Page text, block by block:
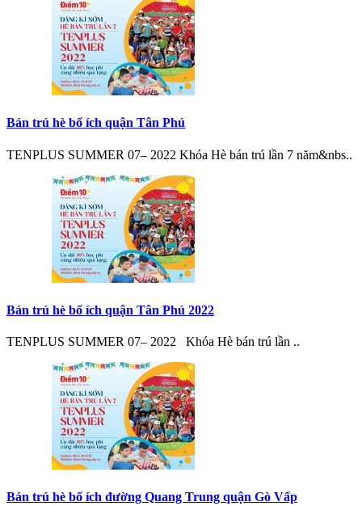
Bán trú hè bổ ích quận Tân Phú
TENPLUS SUMMER 07– 2022 Khóa Hè bán trú lần 7 năm&nbs..
Bán trú hè bổ ích quận Tân Phú 2022
TENPLUS SUMMER 07– 2022 Khóa Hè bán trú lần ..
Bán trú hè bổ ích đường Quang Trung quận Gò Vấp